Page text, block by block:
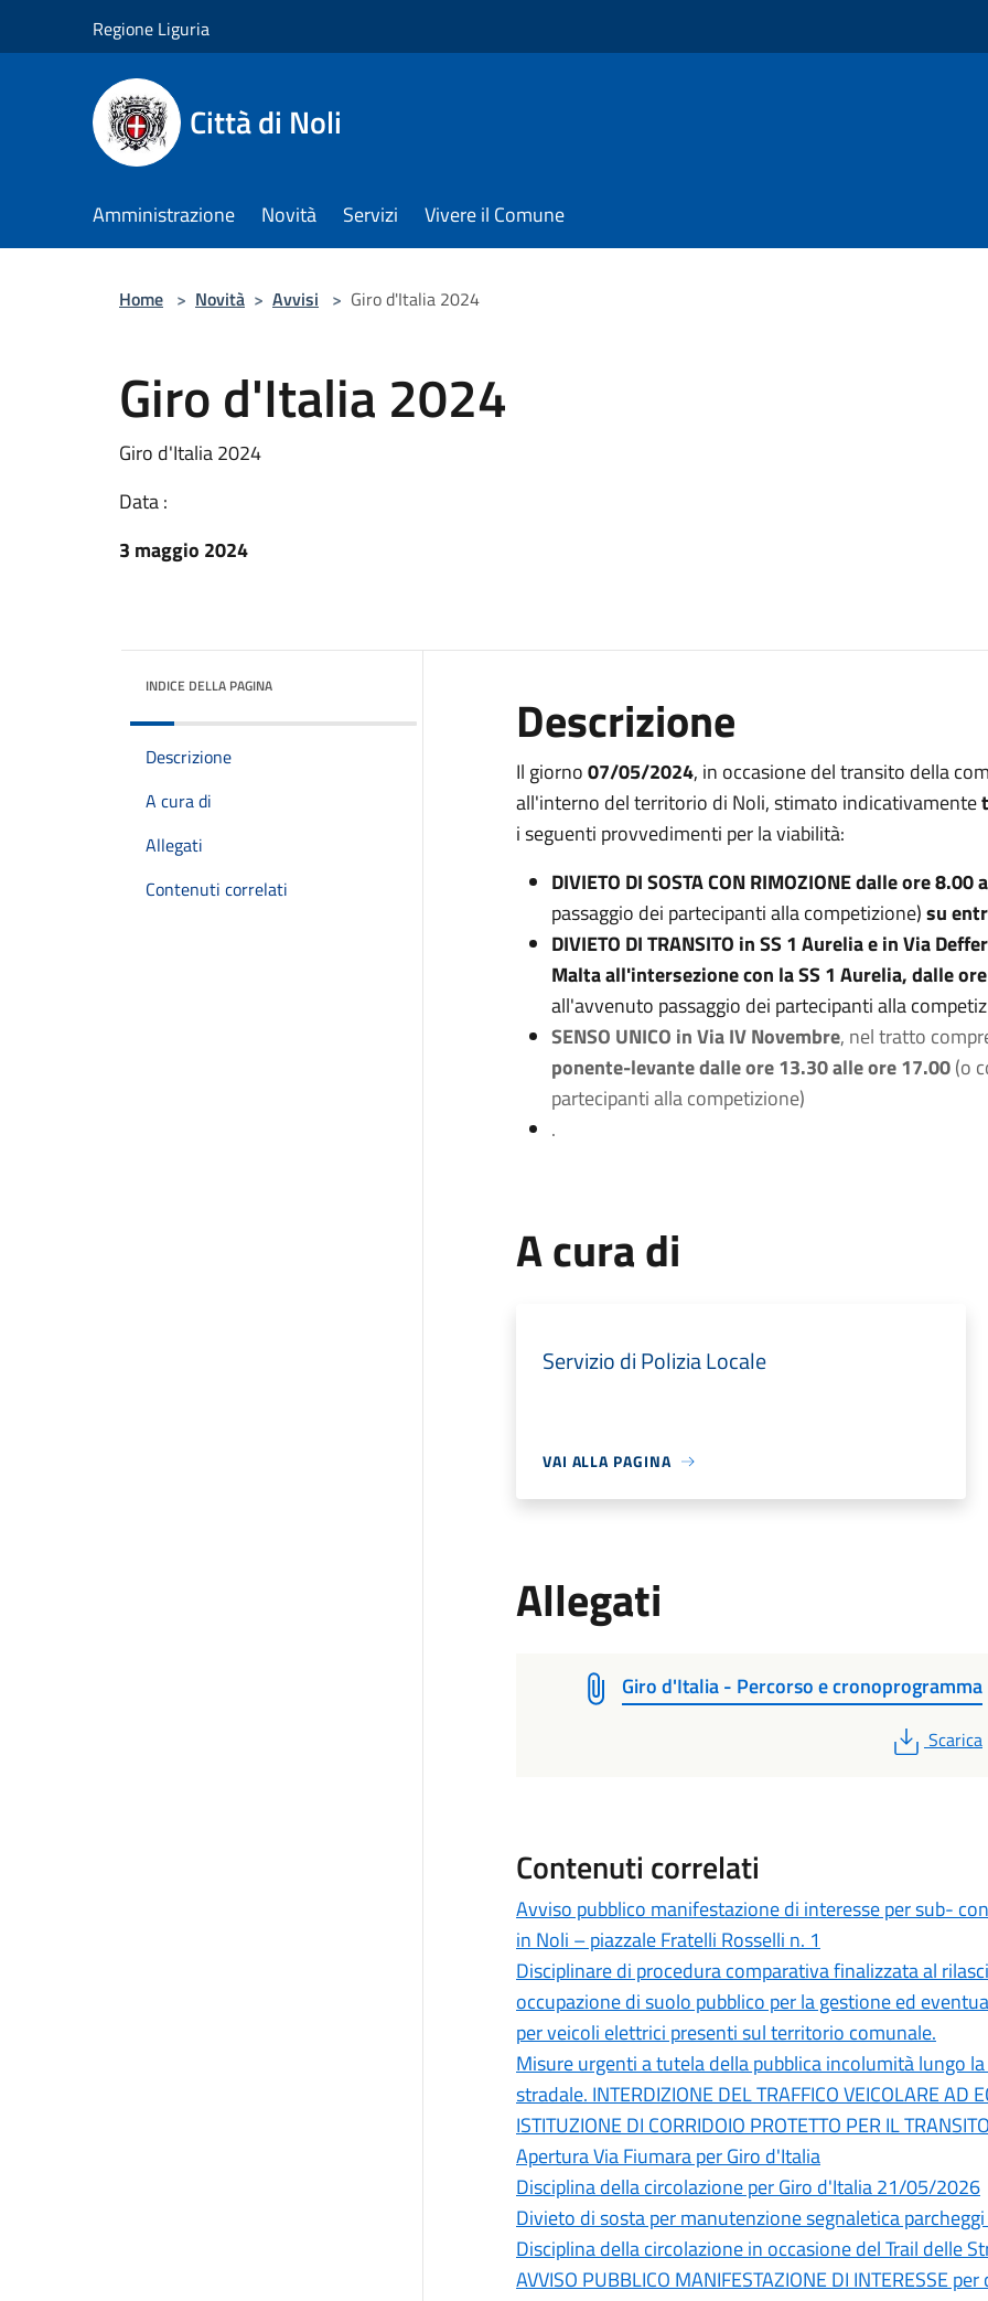
Regione Liguria
Città di Noli
Amministrazione Novità Servizi Vivere il Comune
Home > Novità > Avvisi > Giro d'Italia 2024
Giro d'Italia 2024
Giro d'Italia 2024
Data :
3 maggio 2024
INDICE DELLA PAGINA
Descrizione
A cura di
Allegati
Contenuti correlati
Descrizione
Il giorno07/05/2024, in occasione del transito della
all'interno del territorio di Noli, stimato indicativamente
i seguenti provvedimenti per la viabilità:
DIVIETO DI SOSTA CON RIMOZIONE dalle ore
passaggio dei partecipanti alla competizione)su
DIVIETO DI TRANSITO in SS 1 Aurelia e in Via
Malta all'intersezione con la SS 1 Aurelia, dalle
all'avvenuto passaggio dei partecipanti alla
SENSO UNICO in Via IV Novembre, nel tratto
ponente-levante dalle ore 13.30 alle ore 17.00(o
partecipanti alla competizione)
.
A cura di
Servizio di Polizia Locale
VAI ALLA PAGINA
Allegati
Giro d'Italia - Percorso e cronoprogramma
PDF
Scarica
Contenuti correlati
Avviso pubblico manifestazione di interesse per sub-
in Noli – piazzale Fratelli Rosselli n. 1
Disciplinare di procedura comparativa finalizzata al
occupazione di suolo pubblico per la gestione ed
per veicoli elettrici presenti sul territorio comunale.
Misure urgenti a tutela della pubblica incolumità lungo
stradale. INTERDIZIONE DEL TRAFFICO VEICOLARE AD
ISTITUZIONE DI CORRIDOIO PROTETTO PER IL
Apertura Via Fiumara per Giro d'Italia
Disciplina della circolazione per Giro d'Italia 21/05/2026
Divieto di sosta per manutenzione segnaletica
Disciplina della circolazione in occasione del Trail delle
AVVISO PUBBLICO MANIFESTAZIONE DI INTERESSE